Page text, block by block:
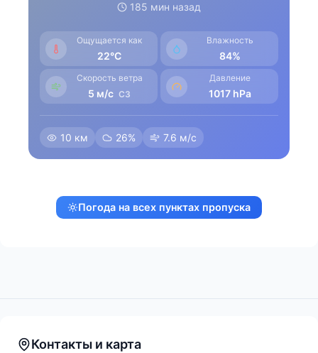
185 мин назад
Ощущается как
22°C
Влажность
84%
Скорость ветра
5 м/с CЗ
Давление
1017 hPa
10 км 26% 7.6 м/с
Погода на всех пунктах пропуска
Контакты и карта